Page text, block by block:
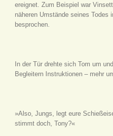
ereignet. Zum Beispiel war
näheren Umstände seines Todes
besprochen.
In der Tür drehte sich Tom um
Begleitern Instruktionen – mehr
»Also, Jungs, legt eure
stimmt doch, Tony?«